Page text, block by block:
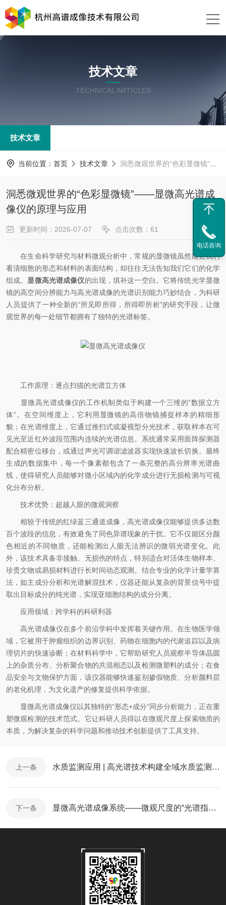
技术文章
TECHNICAL ARTICLES
技术文章
当前位置： 首页 技术文章 洞悉微观世界的“色彩显微镜”——显微高光谱成像仪的原理与应用
洞悉微观世界的“色彩显微镜”——显微高光谱成
像仪的原理与应用
更新时间：2026-07-07 点击次数：61
在生命科学研究与材料微观分析中，常规的显微镜虽然能让我们
看清细胞的形态和材料的表面结构，却往往无法告知我们它们的化学
组成。 显微高光谱成像仪的出现，填补这一空白。它将传统光学显微
镜的高空间分辨能力与高光谱成像的光谱识别能力巧妙结合，为科研
人员提供了一种全新的“所见即所得，所得即所析”的研究手段，让微
观世界的每一处细节都拥有了独特的光谱标签。
工作原理：逐点扫描的光谱立方体
显微高光谱成像仪的工作机制类似于构建一个三维的“数据立方
体”。在空间维度上，它利用显微镜的高倍物镜捕捉样本的精细形
貌；在光谱维度上，它通过推扫式或凝视型分光技术，获取样本在可
见光至近红外波段范围内连续的光谱信息。系统通常采用面阵探测器
配合精密位移台，或通过声光可调谐滤波器实现快速波长切换。最终
生成的数据集中，每一个像素都包含了一条完整的高分辨率光谱曲
线，使得研究人员能够对微小区域内的化学成分进行无损检测与可视
化分布分析。
技术优势：超越人眼的微观洞察
相较于传统的红绿蓝三通道成像，高光谱成像仪能够提供多达数
百个波段的信息，有效避免了同色异谱现象的干扰。它不仅能区分颜
色相近的不同物质，还能检测出人眼无法辨识的微弱光谱变化。此
外，该技术具备非接触、无损伤的特点，特别适合对活体生物样本、
珍贵文物或易损材料进行长时间动态观测。结合专业的化学计量学算
法，如主成分分析和光谱解混技术，仪器还能从复杂的背景信号中提
取出目标成分的纯光谱，实现亚细胞结构的成分分离。
应用领域：跨学科的科研利器
高光谱成像仪在多个前沿学科中发挥着关键作用。在生物医学领
域，它被用于肿瘤组织的边界识别、药物在细胞内的代谢追踪以及病
理切片的快速诊断；在材料科学中，它帮助研究人员观察半导体晶圆
上的杂质分布、分析聚合物的共混相态以及检测微塑料的成分；在食
品安全与文物保护方面，该仪器能够快速鉴别掺假物质、分析颜料层
的老化机理，为文化遗产的修复提供科学依据。
显微高光谱成像仪以其独特的“形态+成分”同步分析能力，正在重
塑微观检测的技术范式。它让科研人员得以在微观尺度上探索物质的
本质，为解决复杂的科学问题和推动技术创新提供了工具支持。
上一条 水质监测应用 | 高光谱技术构建全域水质监测新生态
下一条 显微高光谱成像系统——微观尺度的“光谱指纹“解码专家
电话咨询